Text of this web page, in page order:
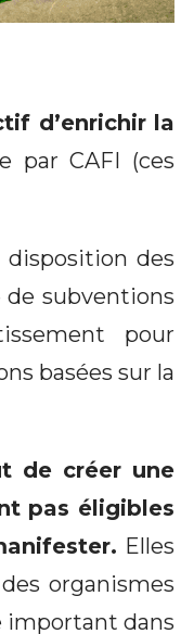
d’enrichir la
par CAFI (ces
disposition des
subventions
pour
basées sur la
de créer une
pas éligibles
Elles
organismes
important dans